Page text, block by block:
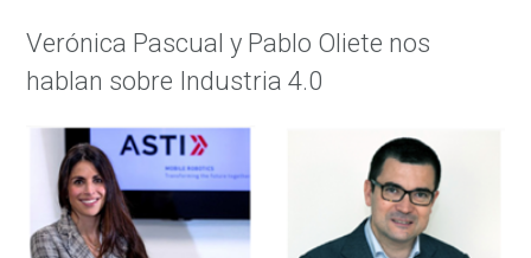
Verónica Pascual y Pablo Oliete nos
hablan sobre Industria 4.0